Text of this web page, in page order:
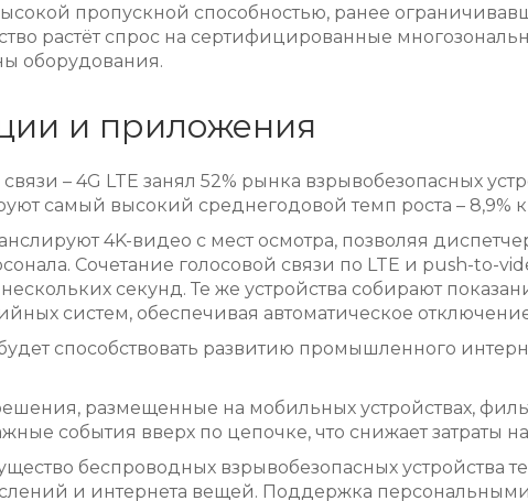
пропускной способностью, ранее
растёт спрос на сертифицированные
оборудования.
и приложения
– 4G LTE занял 52% рынка взрывобезопасных
самый высокий среднегодовой темп роста – 8,9% к
4K-видео с мест осмотра, позволяя
Сочетание голосовой связи по LTE и push-to-
секунд. Те же устройства собирают
систем, обеспечивая автоматическое
способствовать развитию промышленного
размещенные на мобильных устройствах,
события вверх по цепочке, что снижает затраты
беспроводных взрывобезопасных устройства
и интернета вещей. Поддержка персональными